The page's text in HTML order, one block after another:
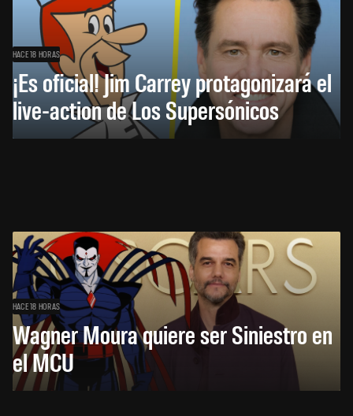
HACE 18 HORAS
¡Es oficial! Jim Carrey protagonizará el
live-action de Los Supersónicos
HACE 18 HORAS
Wagner Moura quiere ser Siniestro en
el MCU